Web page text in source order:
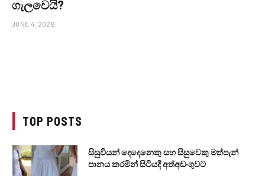
ගැලවෙයි?
JUNE 4, 2026
TOP POSTS
සිසුවියන් දෙදෙනෙකු සහ සිසුවෙකු මත්පැන්
පානය කරමින් සිටියදී අත්අඩංගුවට